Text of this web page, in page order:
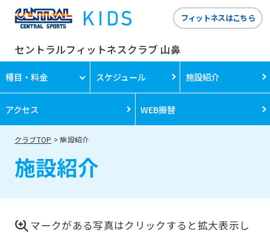
セントラルフィットネスクラブ 山鼻
フィットネスはこちら
種目・料金 スケジュール 施設紹介
アクセス WEB振替
クラブTOP 施設紹介
施設紹介
マークがある写真はクリックすると拡大表示し